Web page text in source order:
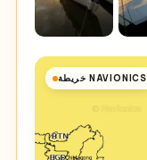
خريطة NAVIONICS